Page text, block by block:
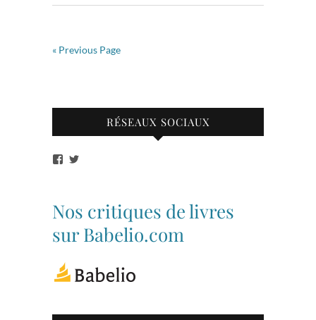
« Previous Page
RÉSEAUX SOCIAUX
Voir
bibliothequetubize
sur
Facebook
Tuclasakoi
sur
Twitter
Nos critiques de livres
sur Babelio.com